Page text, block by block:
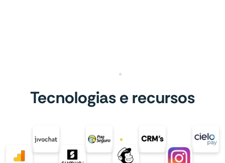
Tecnologias e recursos